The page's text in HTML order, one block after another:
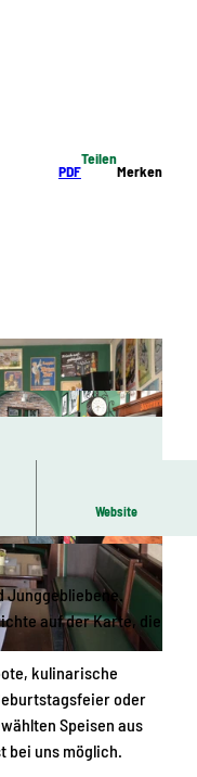
PDF
Teilen
Merken
Website
Junggebliebene.
auf der Karte, die
kulinarische
oder
Speisen aus
bei uns möglich.